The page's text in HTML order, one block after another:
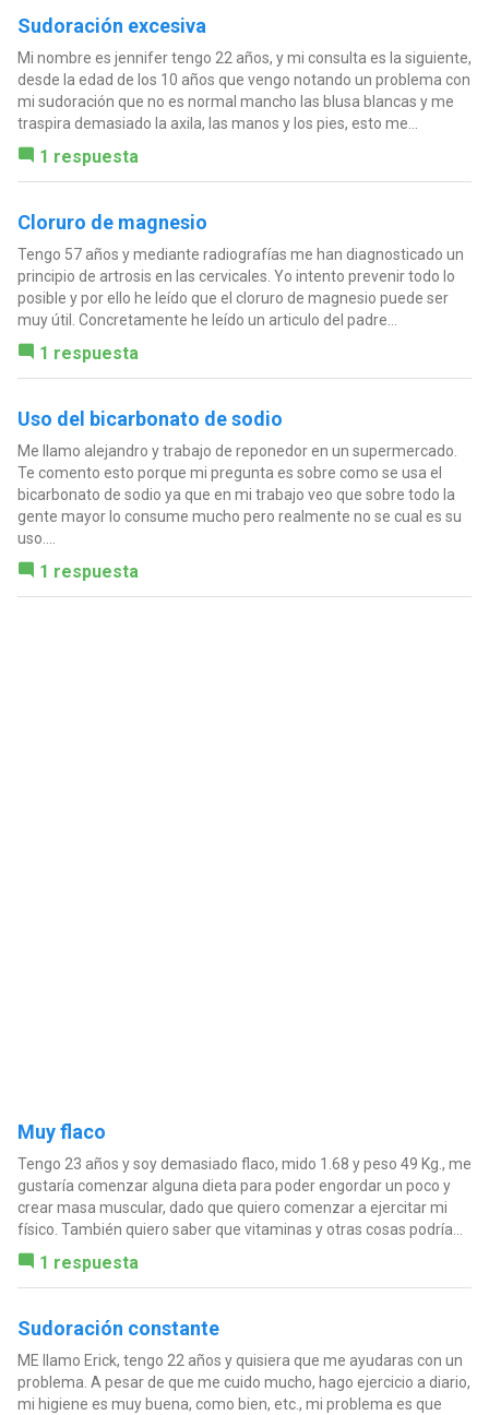
Sudoración excesiva
Mi nombre es jennifer tengo 22 años, y mi consulta es la siguiente,
desde la edad de los 10 años que vengo notando un problema con
mi sudoración que no es normal mancho las blusa blancas y me
traspira demasiado la axila, las manos y los pies, esto me...
1 respuesta
Cloruro de magnesio
Tengo 57 años y mediante radiografías me han diagnosticado un
principio de artrosis en las cervicales. Yo intento prevenir todo lo
posible y por ello he leído que el cloruro de magnesio puede ser
muy útil. Concretamente he leído un articulo del padre...
1 respuesta
Uso del bicarbonato de sodio
Me llamo alejandro y trabajo de reponedor en un supermercado.
Te comento esto porque mi pregunta es sobre como se usa el
bicarbonato de sodio ya que en mi trabajo veo que sobre todo la
gente mayor lo consume mucho pero realmente no se cual es su
uso....
1 respuesta
Muy flaco
Tengo 23 años y soy demasiado flaco, mido 1.68 y peso 49 Kg., me
gustaría comenzar alguna dieta para poder engordar un poco y
crear masa muscular, dado que quiero comenzar a ejercitar mi
físico. También quiero saber que vitaminas y otras cosas podría...
1 respuesta
Sudoración constante
ME llamo Erick, tengo 22 años y quisiera que me ayudaras con un
problema. A pesar de que me cuido mucho, hago ejercicio a diario,
mi higiene es muy buena, como bien, etc., mi problema es que